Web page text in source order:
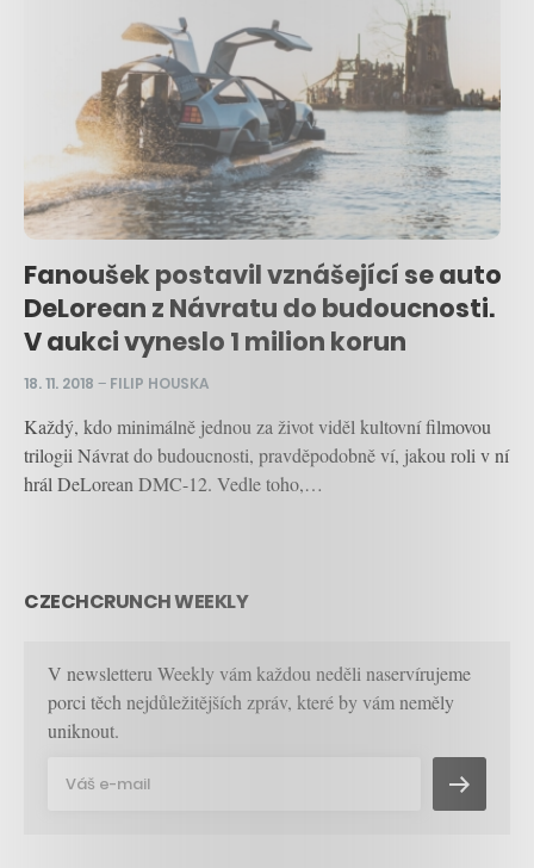
Fanoušek postavil vznášející se auto
DeLorean z Návratu do budoucnosti.
V aukci vyneslo 1 milion korun
18. 11. 2018 – FILIP HOUSKA
Každý, kdo minimálně jednou za život viděl kultovní filmovou
trilogii Návrat do budoucnosti, pravděpodobně ví, jakou roli v ní
hrál DeLorean DMC-12. Vedle toho,…
CZECHCRUNCH WEEKLY
V newsletteru Weekly vám každou neděli naservírujeme
porci těch nejdůležitějších zpráv, které by vám neměly
uniknout.